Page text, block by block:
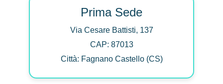
Prima Sede
Via Cesare Battisti, 137
CAP: 87013
Città: Fagnano Castello (CS)